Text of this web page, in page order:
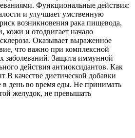
Функциональные действия:
и улучшает умственную
возникновения рака пищевода,
кожи и отодвигает начало
Оказывает выраженное
что важно при комплексной
заболеваний. Защита иммунной
действия антиоксидантов. Как
В качестве диетической добавки
в день во время еды. Не принимать
желудок, не превышать